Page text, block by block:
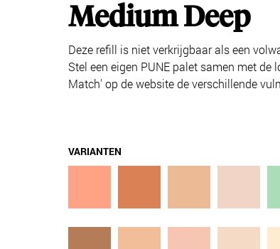
Medium Deep
Deze refill is niet verkrijgbaar als een
Stel een eigen PUNE palet samen met de
Match' op de website de verschillende
VARIANTEN